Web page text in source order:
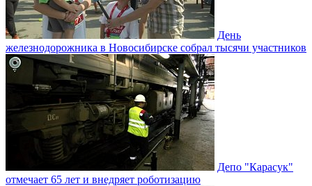
День
железнодорожника в Новосибирске собрал тысячи участников
Депо "Карасук"
отмечает 65 лет и внедряет роботизацию